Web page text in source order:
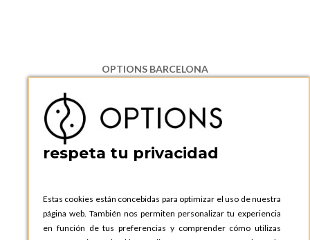
OPTIONS BARCELONA
08130 Santa Perpetua de Moguda, Barcelona
ESPAñA
Teléfono:
+34 935 724 041
OPTIONS BARCELONA SHOWROOM
ESPAñA
Teléfono:+34 935 724 041
respeta tu privacidad
Estas cookies están concebidas para optimizar el uso de nuestra
página web. También nos permiten personalizar tu experiencia
en función de tus preferencias y comprender cómo utilizas